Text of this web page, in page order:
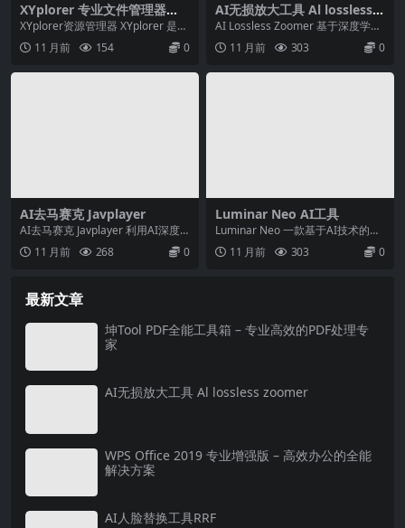
XYplorer 专业文件管理器
—— 高效、轻量、强大的资源
管理工具
XYplorer资源管理器 XYplorer 是一
款专为 Windows 平台设...
11 月前 154 0
AI无损放大工具 Al lossless z
oomer
AI Lossless Zoomer 基于深度学习
的图像超分辨率（Super-R...
11 月前 303 0
AI去马赛克 Javplayer
AI去马赛克 Javplayer 利用AI深度
学习模型（如TecoGAN、ESR...
11 月前 268 0
Luminar Neo AI工具
Luminar Neo 一款基于AI技术的专
业级图像编辑软件，由Skylum开
发...11 月前 303 0
最新文章
坤Tool PDF全能工具箱 – 专业高效的PDF处理专
家
AI无损放大工具 Al lossless zoomer
WPS Office 2019 专业增强版 – 高效办公的全能
解决方案
AI人脸替换工具RRF